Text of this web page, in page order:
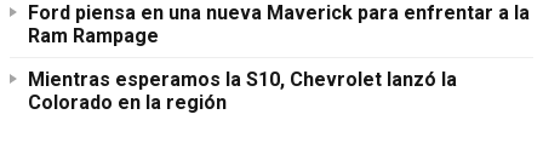
Ford piensa en una nueva Maverick para enfrentar a la
Ram Rampage
Mientras esperamos la S10, Chevrolet lanzó la
Colorado en la región